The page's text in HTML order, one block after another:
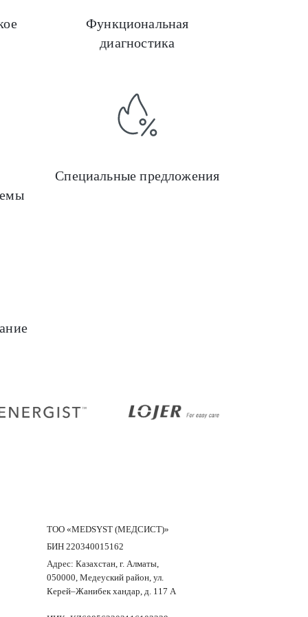
Функциональная
диагностика
Специальные предложения
ТОО «MEDSYST (МЕДСИСТ)»
БИН 220340015162
Адрес: Казахстан, г. Алматы,
050000, Медеуский район, ул.
Керей–Жанибек хандар, д. 117 А